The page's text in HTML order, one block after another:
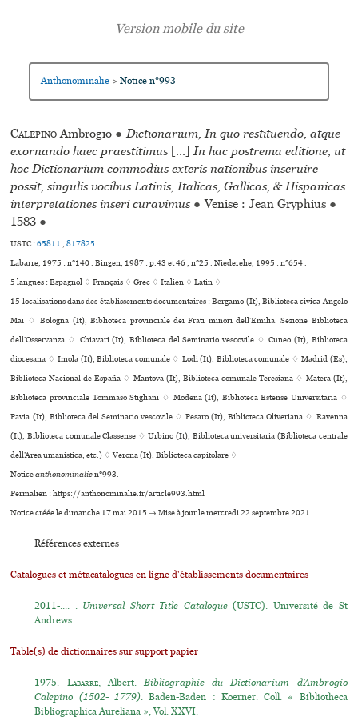
Anthonominalie > Notice n°993
CalepinoAmbrogio ● Dictionarium, In quo restituendo, atque
exornando haec praestitimus [...]In hac postrema editione, ut
hoc Dictionarium commodius exteris nationibus inseruire
possit, singulis vocibus Latinis, Italicas, Gallicas, & Hispanicas
interpretationes inseri curavimus ● Venise : Jean Gryphius ●
1583 ●
USTC :65811,817825.
Labarre, 1975 : n°140 . Bingen, 1987 : p.43 et 46 , n°25 . Niederehe, 1995 : n°654 .
5 langues :Espagnol ♢Français ♢Grec ♢Italien ♢Latin ♢
15 localisations dans des établissements documentaires : Bergamo (It), Biblioteca civica Angelo
Mai ♢ Bologna (It), Biblioteca pro­vin­ciale dei Frati minori dell’Emilia. Sezione Biblioteca
dell’Osservanza ♢ Chiavari (It), Biblioteca del Seminario ves­co­vile ♢ Cuneo (It), Biblioteca
diocesana ♢ Imola (It), Biblioteca comu­nale ♢ Lodi (It), Biblioteca comu­nale ♢ Madrid (Es),
Biblioteca Nacional de España ♢ Mantova (It), Biblioteca comu­nale Teresiana ♢ Matera (It),
Biblioteca provinciale Tommaso Stigliani ♢ Modena (It), Biblioteca Estense Universitaria ♢
Pavia (It), Biblioteca del Seminario ves­co­vile ♢ Pesaro (It), Biblioteca Oliveriana ♢ Ravenna
(It), Biblioteca comu­nale Classense ♢ Urbino (It), Biblioteca uni­ver­si­ta­ria (Biblioteca cen­trale
dell’Area uma­nis­tica, etc.) ♢ Verona (It), Biblioteca capitolare ♢
Noticeanthonominalien°993.
Permalien : https://anthonominalie.fr/article993.html
Notice créée le dimanche 17 mai 2015 → Mise à jour le mercredi 22 septembre 2021
Références externes
Catalogues et métacatalogues en ligne d'établissements documentaires
2011-.... . Universal Short Title Catalogue(USTC). Université de St
Andrews.
Table(s) de dictionnaires sur support papier
1975. Labarre, Albert.Bibliographie du Dictionarium d’Ambrogio
Calepino (1502- 1779). Baden-Baden : Koerner. Coll. « Bibliotheca
Bibliographica Aureliana », Vol. XXVI.